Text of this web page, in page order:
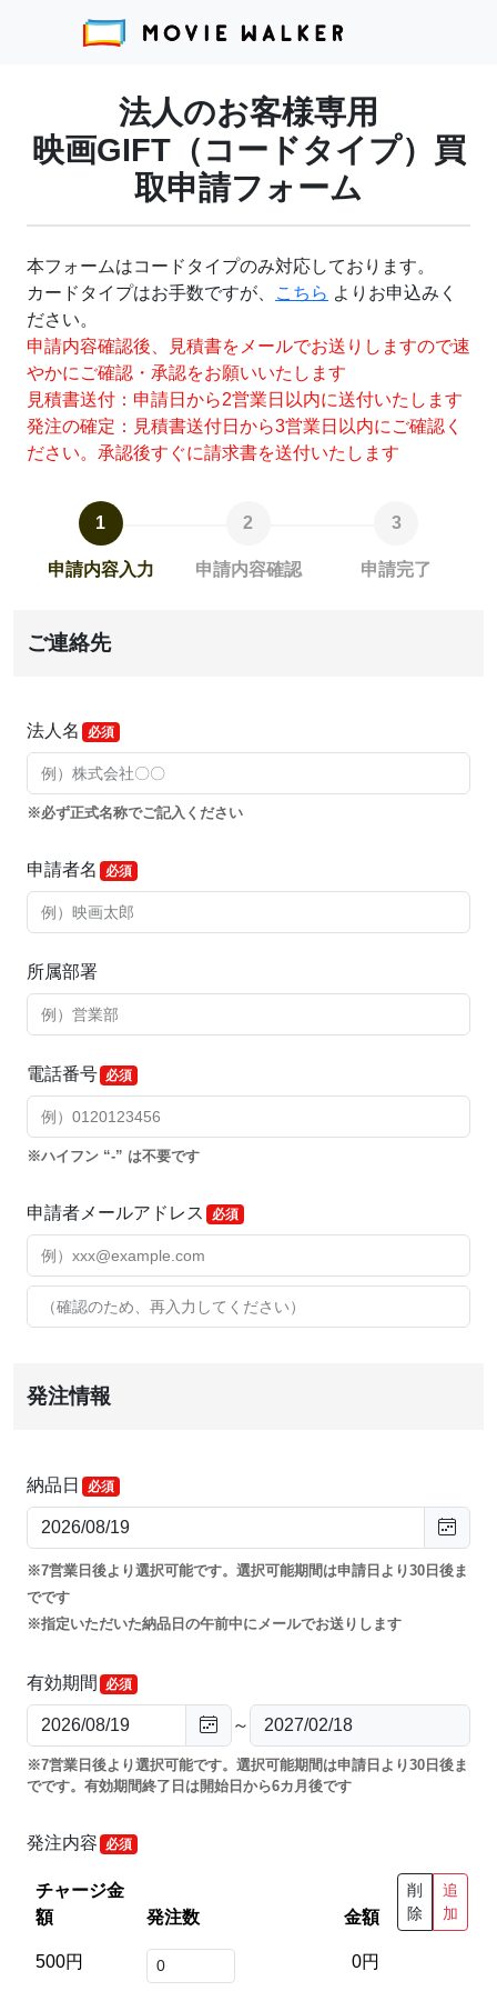
法人のお客様専用
映画GIFT（コードタイプ）買
取申請フォーム
本フォームはコードタイプのみ対応しております。
カードタイプはお手数ですが、
こちら よりお申込みく
ださい。
申請内容確認後、見積書をメールでお送りしますので速
やかにご確認・承認をお願いいたします
見積書送付：申請日から2営業日以内に送付いたします
発注の確定：見積書送付日から3営業日以内にご確認く
ださい。承認後すぐに請求書を送付いたします
申請内容入力 申請内容確認 申請完了
ご連絡先
法人名
必ず正式名称でご記入ください
申請者名
所属部署
電話番号
ハイフン “-” は不要です
申請者メールアドレス
発注情報
納品日
7営業日後より選択可能です。選択可能期間は申請日より30日後ま
でです
指定いただいた納品日の午前中にメールでお送りします
有効期間
～
7営業日後より選択可能です。選択可能期間は申請日より30日後ま
でです。有効期間終了日は開始日から6カ月後です
発注内容
チャージ金
額
発注数 金額
削
除
追
加
500円 0円